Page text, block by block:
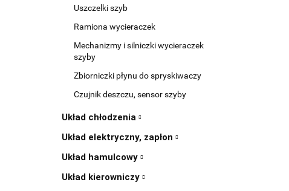
Uszczelki szyb
Ramiona wycieraczek
Mechanizmy i silniczki wycieraczek
szyby
Zbiorniczki płynu do spryskiwaczy
Czujnik deszczu, sensor szyby
Układ chłodzenia
Układ elektryczny, zapłon
Układ hamulcowy
Układ kierowniczy